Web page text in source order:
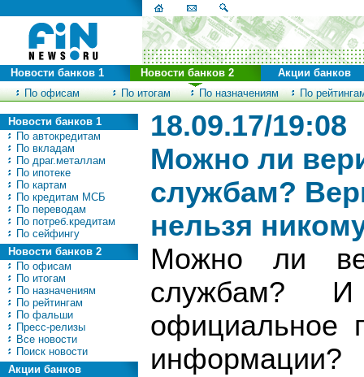
По офисам По итогам По назначениям По
Новости банков 1 Новости банков 2 Акции банков
Новости банков 1
По автокредитам
По вкладам
По драг.металлам
По ипотеке
По картам
По кредитам МСБ
По переводам
По потреб.кредитам
По сейфингу
Новости банков 2
По офисам
По итогам
По назначениям
По рейтингам
По фальши
Пресс-релизы
Все новости
Поиск новости
Акции банков
18.09.17/19:08
Можно ли
службам?
нельзя
Можно ли
службам?
официальное
информации?